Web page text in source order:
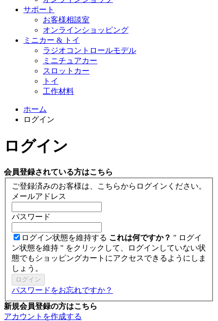
サポート
お客様相談室
オンラインショッピング
ミニカー & トイ
ラジオコントロールモデル
ミニチュアカー
スロットカー
トイ
工作材料
ホーム
ログイン
ログイン
会員登録されている方はこちら
ご登録済みのお客様は、こちらからログインください。
メールアドレス
パスワード
ログイン状態を維持する これは何ですか？ " ログイ
ン状態を維持 " をクリックして、ログインしていない状
態でもショッピングカートにアクセスできるようにしま
しょう。
ログイン
パスワードをお忘れですか？
新規会員登録の方はこちら
アカウントを作成する